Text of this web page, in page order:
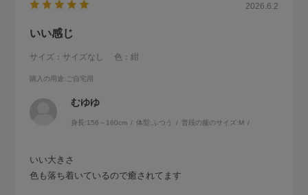
2026.6.2
いい感じ
サイズ：サイズなし 色：紺
購入の用途:ご自宅用
むゆゆ
身長:156～160cm 体型: ふつう 普段の服のサイズ:M
いい大きさ
色も落ち着いているので癒されてます